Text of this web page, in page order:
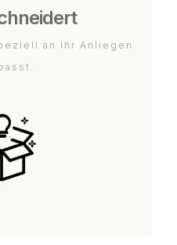
an Ihr Anliegen